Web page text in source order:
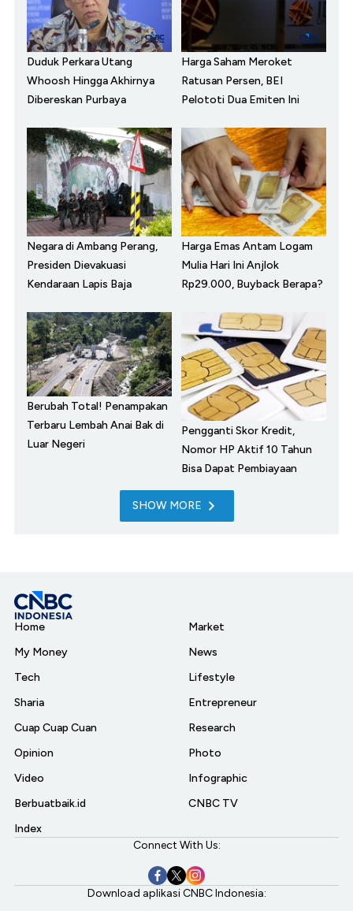
Duduk Perkara Utang
Whoosh Hingga Akhirnya
Dibereskan Purbaya
Harga Saham Meroket
Ratusan Persen, BEI
Pelototi Dua Emiten Ini
Negara di Ambang Perang,
Presiden Dievakuasi
Kendaraan Lapis Baja
Harga Emas Antam Logam
Mulia Hari Ini Anjlok
Rp29.000, Buyback Berapa?
Berubah Total! Penampakan
Terbaru Lembah Anai Bak di
Luar Negeri
Pengganti Skor Kredit,
Nomor HP Aktif 10 Tahun
Bisa Dapat Pembiayaan
SHOW MORE
Home
My Money
Tech
Sharia
Cuap Cuap Cuan
Opinion
Video
Berbuatbaik.id
Index
Market
News
Lifestyle
Entrepreneur
Research
Photo
Infographic
CNBC TV
Connect With Us:
Download aplikasi CNBC Indonesia: